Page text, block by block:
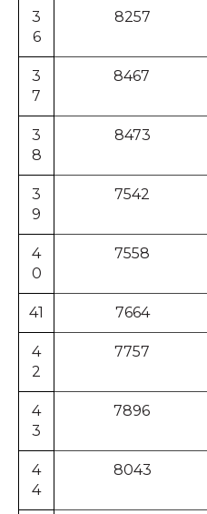
3
6
8257
3
7
8467
3
8
8473
3
9
7542
4
0
7558
41 7664
4
2
7757
4
3
7896
4
4
8043